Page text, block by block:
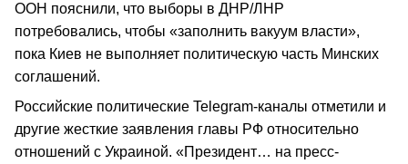
ООН пояснили, что выборы в ДНР/ЛНР
потребовались, чтобы «заполнить вакуум власти»,
пока Киев не выполняет политическую часть Минских
соглашений.
Российские политические Telegram-каналы отметили и
другие жесткие заявления главы РФ относительно
отношений с Украиной. «Президент… на пресс-